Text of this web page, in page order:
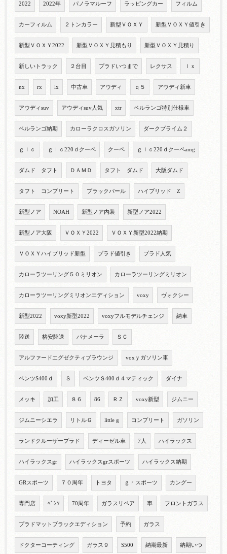
2022 2022年 パノラマルーフ ラッピングカー フィルム
カーフィルム ２トンカラー 新型ＶＯＸＹ 新型ＶＯＸＹ値引き
新型ＶＯＸＹ2022 新型ＶＯＸＹ見積もり 新型ＶＯＸＹ見積り
新しいトラック ２台目 プラドいつまで レクサス ｌｘ
nx rx lx 中古車 アウディ ｑ５ アウディ新車
アウディsuv アウディsuv人気 xtr ベルランゴ特別仕様車
ベルランゴ納期 カローラクロスガソリン ダークプライム２
ｇｌｃ ｇｌｃ220ｄクーペ クーペ ｇｌｃ220ｄクーペamg
ダムド タフト ＤＡＭＤ タフト ダムド 大阪ダムド
タフト コンプリート ブラックパール ハイブリッド Z
新型ノア NOAH 新型ノア内装 新型ノア2022
新型ノア大阪 ＶＯＸＹ2022 ＶＯＸＹ新型2022納期
ＶＯＸＹハイブリッド新型 プラド値引き プラド人気
カローラツーリング５０ミリオン カローラツーリングミリオン
カローラツーリングミリオンエディション voxy ヴォクシー
新型2022 voxy新型2022 voxyフルモデルチェンジ 納車
陸送 格安陸送 パナメーラ ＳＣ
アルファードエグゼクティブラウンジ voxｙガソリン車
ベンツS400ｄ Ｓ ベンツＳ400ｄ４マティック ダイナ
メッキ 加工 ８６ 86 ＲＺ voxy新型 ジムニー
ジムニーシエラ リトルＧ little g コンプリート ガソリン
ランドクルーザープラド ディーゼル車 7人 ハイラックス
ハイラックスgr ハイラックスgrスポーツ ハイラックス納期
GRスポーツ ７０周年 トヨタ ｇｒスポーツ カングー
専門店 ﾍﾞﾝﾂ 70周年 ガラスリペア 車 フロントガラス
プラドマットブラックエディション 予約 ガラス
ドクターコーティング ガラス９ S500 納期最新 納期いつ